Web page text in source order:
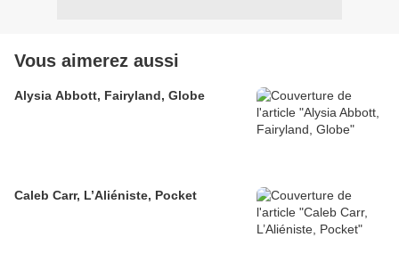
Vous aimerez aussi
Alysia Abbott, Fairyland, Globe
Caleb Carr, L’Aliéniste, Pocket